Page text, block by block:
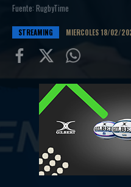
Fuente: RugbyTime
STREAMING MIERCOLES 18/02/
Facebook
en
Twitter
en
Wathsapp